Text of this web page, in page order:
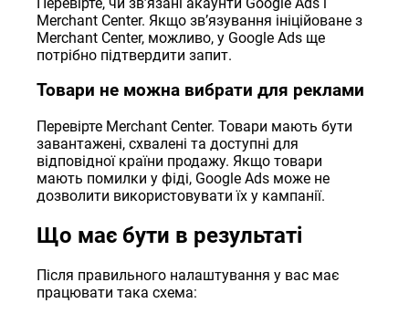
Merchant Center. Якщо звʼязування ініційоване з
Merchant Center, можливо, у Google Ads ще
потрібно підтвердити запит.
Товари не можна вибрати для реклами
Перевірте Merchant Center. Товари мають бути
завантажені, схвалені та доступні для
відповідної країни продажу. Якщо товари
мають помилки у фіді, Google Ads може не
дозволити використовувати їх у кампанії.
Що має бути в результаті
Після правильного налаштування у вас має
працювати така схема: